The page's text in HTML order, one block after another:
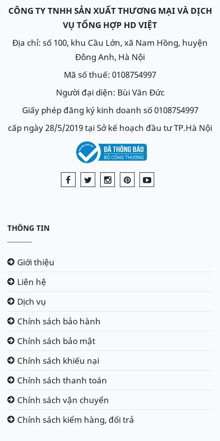
tháng
ẮC QUY VARTA AGM LN3 12V - 70Ah- Bảo hành 12
tháng
Khách hàng kích vào sản phẩm để xem thông tin
hoặc liên hệ với chúng tôi để được tư vấn lựa
chọn ắc quy tốt, phù hợp với nhu cầu sử dụng để tiết
kiệm tối đa chi phí mà vẫn đảm bảo độ bền của ắc
quy.
Bình ắc quy tốt cho xe Audi
Varta AGM LN3 12V 70Ah
CÔNG TY TNHH SẢN XUẤT THƯƠNG MẠI VÀ DỊCH
VỤ TỔNG HỢP HD VIỆT
Địa chỉ: số 100, khu Cầu Lớn, xã Nam Hồng, huyện
Đông Anh, Hà Nội
Mã số thuế: 0108754997
Người đại diện: Bùi Văn Đức
Giấy phép đăng ký kinh doanh số 0108754997
cấp ngày 28/5/2019 tại Sở kế hoạch đầu tư TP.Hà Nội
THÔNG TIN
Giới thiệu
Liên hệ
Dịch vụ
Chính sách bảo hành
Chính sách bảo mật
Chính sách khiếu nại
Chính sách thanh toán
Chính sách vận chuyển
Chính sách kiểm hàng, đổi trả